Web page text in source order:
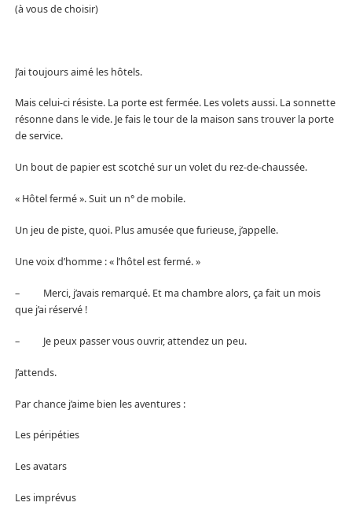
(à vous de choisir)
J’ai toujours aimé les hôtels.
Mais celui-ci résiste. La porte est fermée. Les volets aussi. La sonnette
résonne dans le vide. Je fais le tour de la maison sans trouver la porte
de service.
Un bout de papier est scotché sur un volet du rez-de-chaussée.
« Hôtel fermé ». Suit un n° de mobile.
Un jeu de piste, quoi. Plus amusée que furieuse, j’appelle.
Une voix d’homme : « l’hôtel est fermé. »
– Merci, j’avais remarqué. Et ma chambre alors, ça fait un mois
que j’ai réservé !
– Je peux passer vous ouvrir, attendez un peu.
J’attends.
Par chance j’aime bien les aventures :
Les péripéties
Les avatars
Les imprévus